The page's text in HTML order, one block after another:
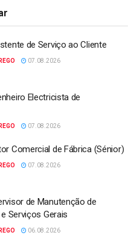
de Serviço ao Cliente
07.08.2026
Electricista de
07.08.2026
Comercial de Fábrica (Sénior)
07.08.2026
de Manutenção de
Serviços Gerais
06.08.2026